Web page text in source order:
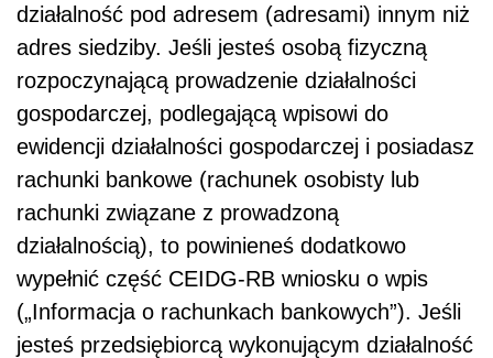
działalność pod adresem (adresami) innym niż
adres siedziby. Jeśli jesteś osobą fizyczną
rozpoczynającą prowadzenie działalności
gospodarczej, podlegającą wpisowi do
ewidencji działalności gospodarczej i posiadasz
rachunki bankowe (rachunek osobisty lub
rachunki związane z prowadzoną
działalnością), to powinieneś dodatkowo
wypełnić część CEIDG-RB wniosku o wpis
(„Informacja o rachunkach bankowych”). Jeśli
jesteś przedsiębiorcą wykonującym działalność